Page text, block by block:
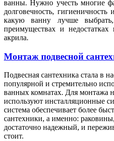
ванны. Нужно учесть многие
долговечность,
какую ванну лучше
преимуществах и
акрила.
Монтаж подвесной
Подвесная сантехника стала в
популярной и стремительно
ванных комнатах. Для монтажа
используют инсталляционные
система обеспечивает более
сантехники, а именно:
достаточно надежный, и
стоит.